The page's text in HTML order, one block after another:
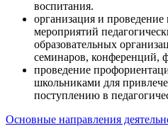
воспитания.
организация и
мероприятий
образовательных
семинаров, конференций,
проведение
школьниками для
поступлению в
Основные направления